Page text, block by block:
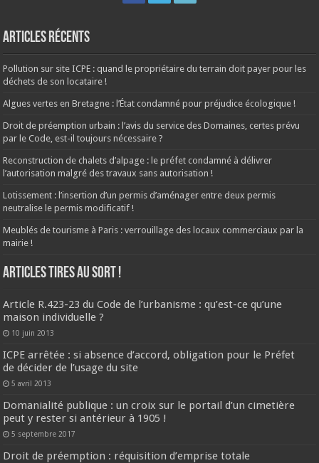
Articles récents
Pollution sur site ICPE : quand le propriétaire du terrain doit payer pour les
déchets de son locataire !
Algues vertes en Bretagne : l’État condamné pour préjudice écologique !
Droit de préemption urbain : l’avis du service des Domaines, certes prévu
par le Code, est-il toujours nécessaire ?
Reconstruction de chalets d’alpage : le préfet condamné à délivrer
l’autorisation malgré des travaux sans autorisation !
Lotissement : l’insertion d’un permis d’aménager entre deux permis
neutralise le permis modificatif !
Meublés de tourisme à Paris : verrouillage des locaux commerciaux par la
mairie !
ARTICLES TIRES AU SORT !
Article R.423-23 du Code de l’urbanisme : qu’est-ce qu’une
maison individuelle ?
10 juin 2013
ICPE arrêtée : si absence d’accord, obligation pour le Préfet
de décider de l’usage du site
5 avril 2013
Domanialité publique : un croix sur le portail d’un cimetière
peut y rester si antérieur à 1905 !
5 septembre 2017
Droit de préemption : réquisition d’emprise totale